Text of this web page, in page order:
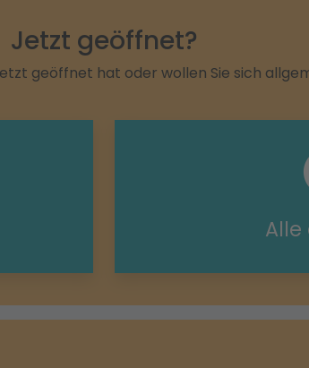
Jetzt geöffnet?
geöffnet hat oder wollen Sie sich
Alle